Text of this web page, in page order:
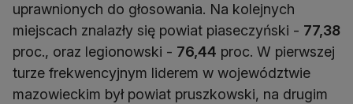
uprawnionych do głosowania. Na kolejnych
miejscach znalazły się powiat piaseczyński - 77,38
proc., oraz legionowski - 76,44 proc. W pierwszej
turze frekwencyjnym liderem w województwie
mazowieckim był powiat pruszkowski, na drugim